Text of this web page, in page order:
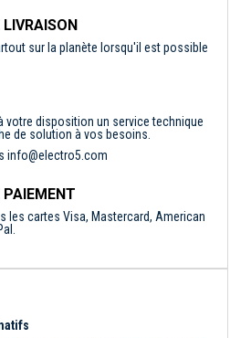
LIVRAISON
sur la planète lorsqu'il est possible
votre disposition un service technique
de solution à vos besoins.
info@electro5.com
PAIEMENT
les cartes Visa, Mastercard, American